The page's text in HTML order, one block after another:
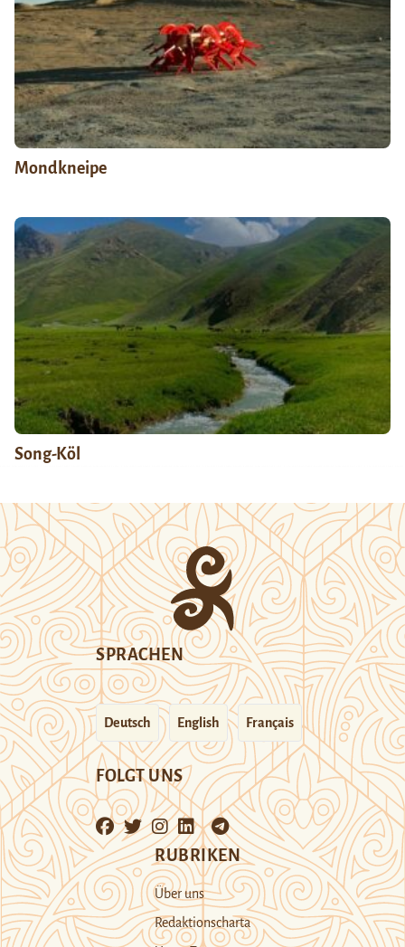
Mondkneipe
Song-Köl
SPRACHEN
Deutsch English Français
FOLGT UNS
RUBRIKEN
Über uns
Redaktionscharta